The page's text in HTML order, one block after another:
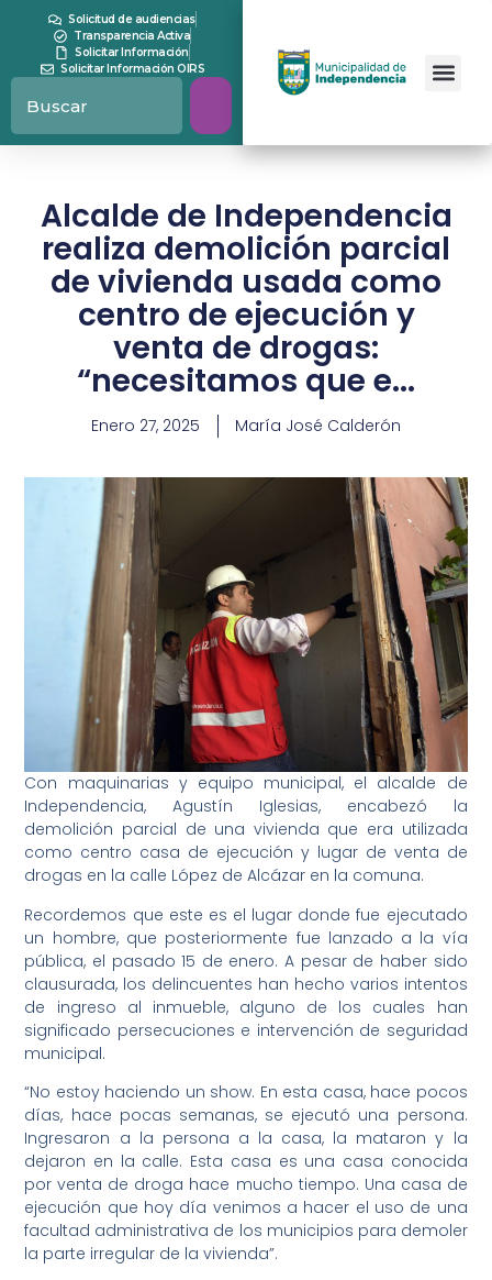
Solicitud de audiencias
Transparencia Activa
Solicitar Información
Solicitar Información OIRS
Alcalde de Independencia
realiza demolición parcial
de vivienda usada como
centro de ejecución y
venta de drogas:
“necesitamos que e...
Enero 27, 2025 María José Calderón
Con maquinarias y equipo municipal, el alcalde de
Independencia, Agustín Iglesias, encabezó la
demolición parcial de una vivienda que era utilizada
como centro casa de ejecución y lugar de venta de
drogas en la calle López de Alcázar en la comuna.
Recordemos que este es el lugar donde fue ejecutado
un hombre, que posteriormente fue lanzado a la vía
pública, el pasado 15 de enero. A pesar de haber sido
clausurada, los delincuentes han hecho varios intentos
de ingreso al inmueble, alguno de los cuales han
significado persecuciones e intervención de seguridad
municipal.
“No estoy haciendo un show. En esta casa, hace pocos
días, hace pocas semanas, se ejecutó una persona.
Ingresaron a la persona a la casa, la mataron y la
dejaron en la calle. Esta casa es una casa conocida
por venta de droga hace mucho tiempo. Una casa de
ejecución que hoy día venimos a hacer el uso de una
facultad administrativa de los municipios para demoler
la parte irregular de la vivienda”.